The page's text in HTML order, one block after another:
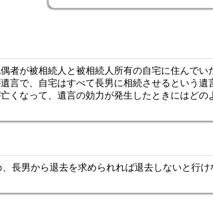
者が被相続人と被相続人所有の自宅に住んでい
言で、自宅はすべて長男に相続させるという遺
くなって、遺言の効力が発生したときにはどの
長男から退去を求められれば退去しないと行け